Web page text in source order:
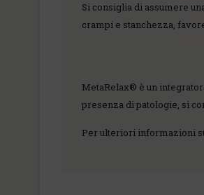
Si consiglia di assumere
crampi e stanchezza,
MetaRelax® è un
presenza di patologie, si
Per ulteriori informazioni